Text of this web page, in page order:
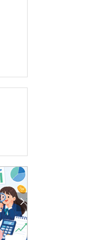
엘리트 자평해온 市 공무원…생중계 회의서 능력 입증을